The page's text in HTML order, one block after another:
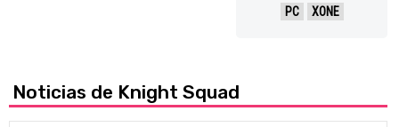
PC XONE
Noticias de Knight Squad